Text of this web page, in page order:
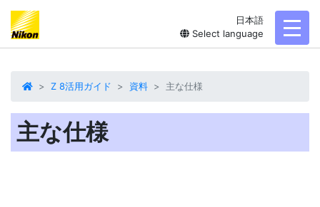
日本語
Select language
Z 8活用ガイド 資料 主な仕様
主な仕様